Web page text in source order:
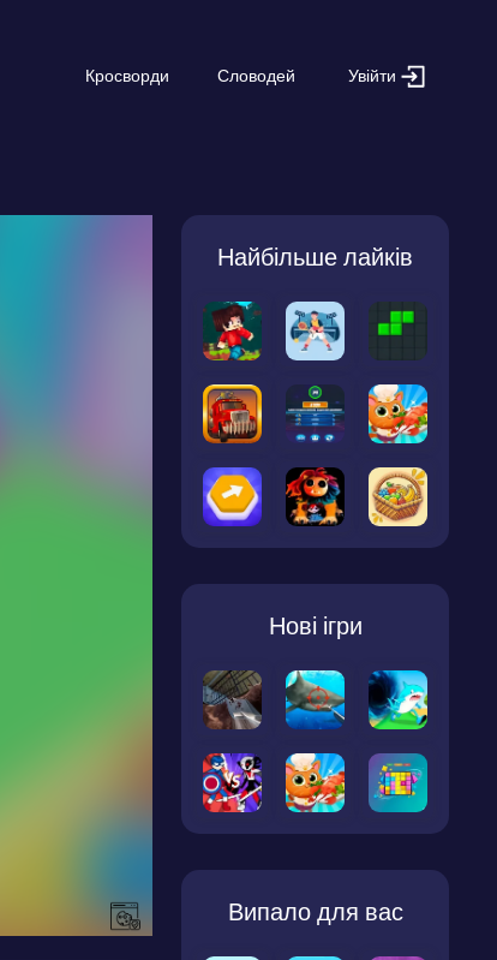
Кросворди Словодей Увійти
Найбільше лайків
Нові ігри
Випало для вас